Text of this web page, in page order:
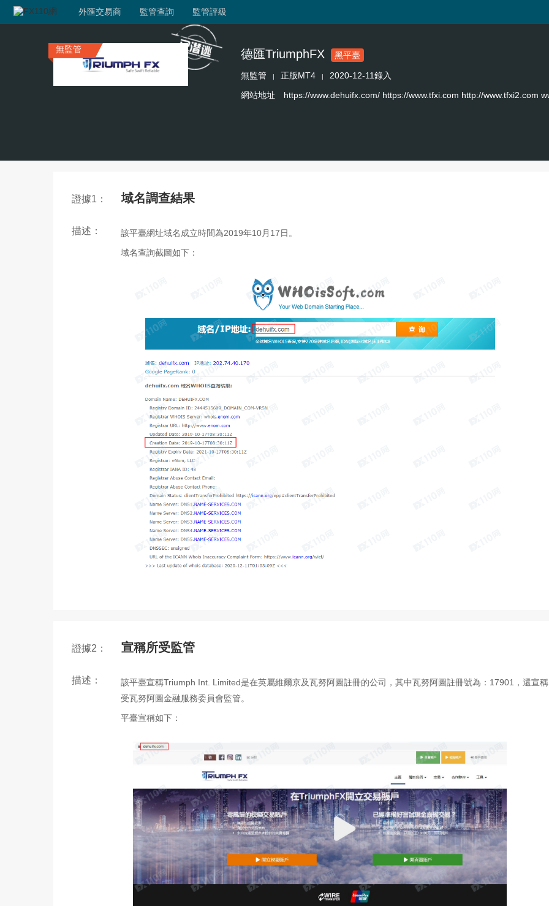
外匯交易商 監管查詢 監管評級
無監管 德匯TriumphFX 黑平臺
無監管 | 正版MT4 |
2020-12-11錄入
網站地址
https://www.dehuifx.com/ https://www.tfxi.com http://www.tfxi2.com
證據1： 域名調查結果
描述：
該平臺網址域名成立時間為2019年10月17日。
域名查詢截圖如下：
證據2： 宣稱所受監管
描述：
該平臺宣稱Triumph Int. Limited是在英屬維爾京及瓦努阿圖註冊的公司，其中瓦努阿圖註冊號為：17901，還宣稱
受瓦努阿圖金融服務委員會監管。
平臺宣稱如下：